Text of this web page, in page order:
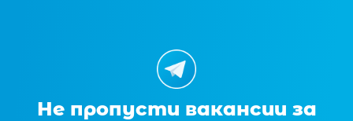
Не пропусти вакансии за